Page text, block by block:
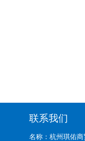
联系我们
名称：杭州琪佑商